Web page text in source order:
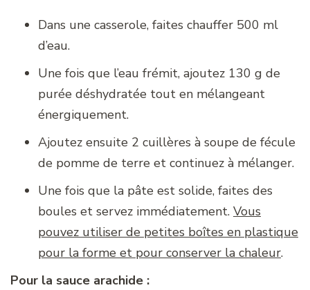
Dans une casserole, faites chauffer 500 ml
d’eau.
Une fois que l’eau frémit, ajoutez 130 g de
purée déshydratée tout en mélangeant
énergiquement.
Ajoutez ensuite 2 cuillères à soupe de fécule
de pomme de terre et continuez à mélanger.
Une fois que la pâte est solide, faites des
boules et servez immédiatement. Vous
pouvez utiliser de petites boîtes en plastique
pour la forme et pour conserver la chaleur.
Pour la sauce arachide :